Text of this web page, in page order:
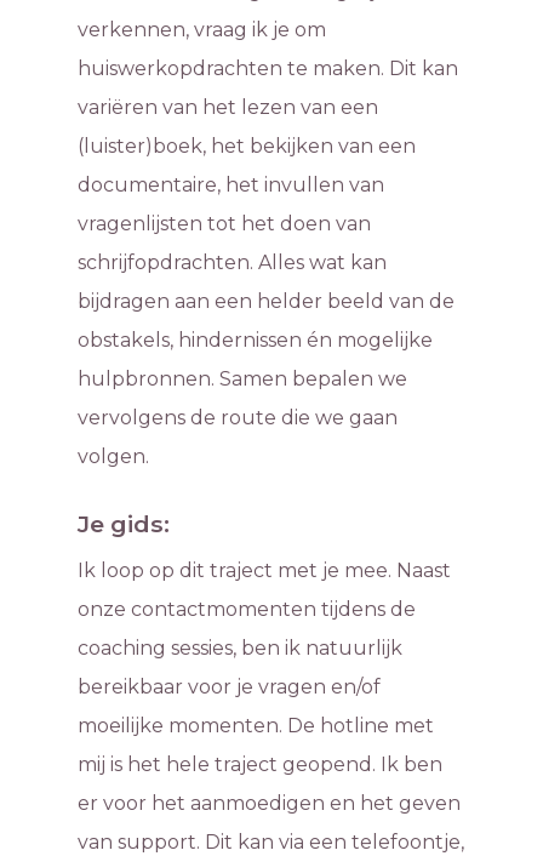
verkennen, vraag ik je om
huiswerkopdrachten te maken. Dit kan
variëren van het lezen van een
(luister)boek, het bekijken van een
documentaire, het invullen van
vragenlijsten tot het doen van
schrijfopdrachten. Alles wat kan
bijdragen aan een helder beeld van de
obstakels, hindernissen én mogelijke
hulpbronnen. Samen bepalen we
vervolgens de route die we gaan
volgen.
Je gids:
Ik loop op dit traject met je mee. Naast
onze contactmomenten tijdens de
coaching sessies, ben ik natuurlijk
bereikbaar voor je vragen en/of
moeilijke momenten. De hotline met
mij is het hele traject geopend. Ik ben
er voor het aanmoedigen en het geven
van support. Dit kan via een telefoontje,